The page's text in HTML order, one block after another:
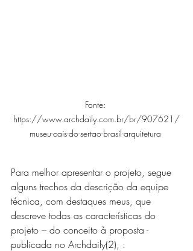
Fonte:
https://www.archdaily.com.br/br/907621/
museu-cais-do-sertao-brasil-arquitetura
Para melhor apresentar o projeto, segue
alguns trechos da descrição da equipe
técnica, com destaques meus, que
descreve todas as características do
projeto – do conceito à proposta -
publicada no Archdaily(2), :